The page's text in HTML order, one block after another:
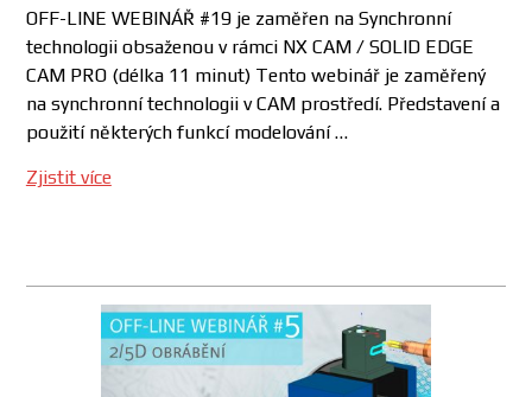
OFF-LINE WEBINÁŘ #19 je zaměřen na Synchronní
technologii obsaženou v rámci NX CAM / SOLID EDGE
CAM PRO (délka 11 minut) Tento webinář je zaměřený
na synchronní technologii v CAM prostředí. Představení a
použití některých funkcí modelování …
Zjistit více